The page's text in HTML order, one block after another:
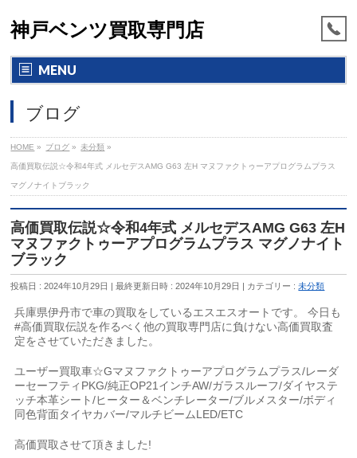
神戸ベンツ買取専門店
MENU
ブログ
HOME » ブログ » 未分類 »
高価買取伝説☆令和4年式 メルセデスAMG G63 左H マヌファクトゥーアプログラムプラス
マグノナイトブラック
高価買取伝説☆令和4年式 メルセデスAMG G63 左H
マヌファクトゥーアプログラムプラス マグノナイト
ブラック
投稿日 : 2024年10月29日 最終更新日時 : 2024年10月29日 カテゴリー :未分類
兵庫県伊丹市で車の買取をしているエスエスオートです。 今日も
#高価買取伝説を作るべく他の買取専門店に負けない高価買取査
定をさせていただきました。
ユーザー買取車☆Gマヌファクトゥーアプログラムプラス/レーダ
ーセーフティPKG/純正OP21インチAW/ガラスルーフ/ダイヤステ
ッチ本革シート/ヒーター＆ベンチレーター/ブルメスター/ボディ
同色背面タイヤカバー/マルチビームLED/ETC
高価買取させて頂きました!